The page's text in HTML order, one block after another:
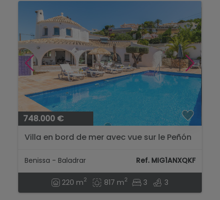
748.000 €
Villa en bord de mer avec vue sur le Peñón
Benissa - Baladrar Ref. MIG1ANXQKF
220 m2 817 m2 3 3